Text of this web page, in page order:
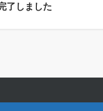
了しました